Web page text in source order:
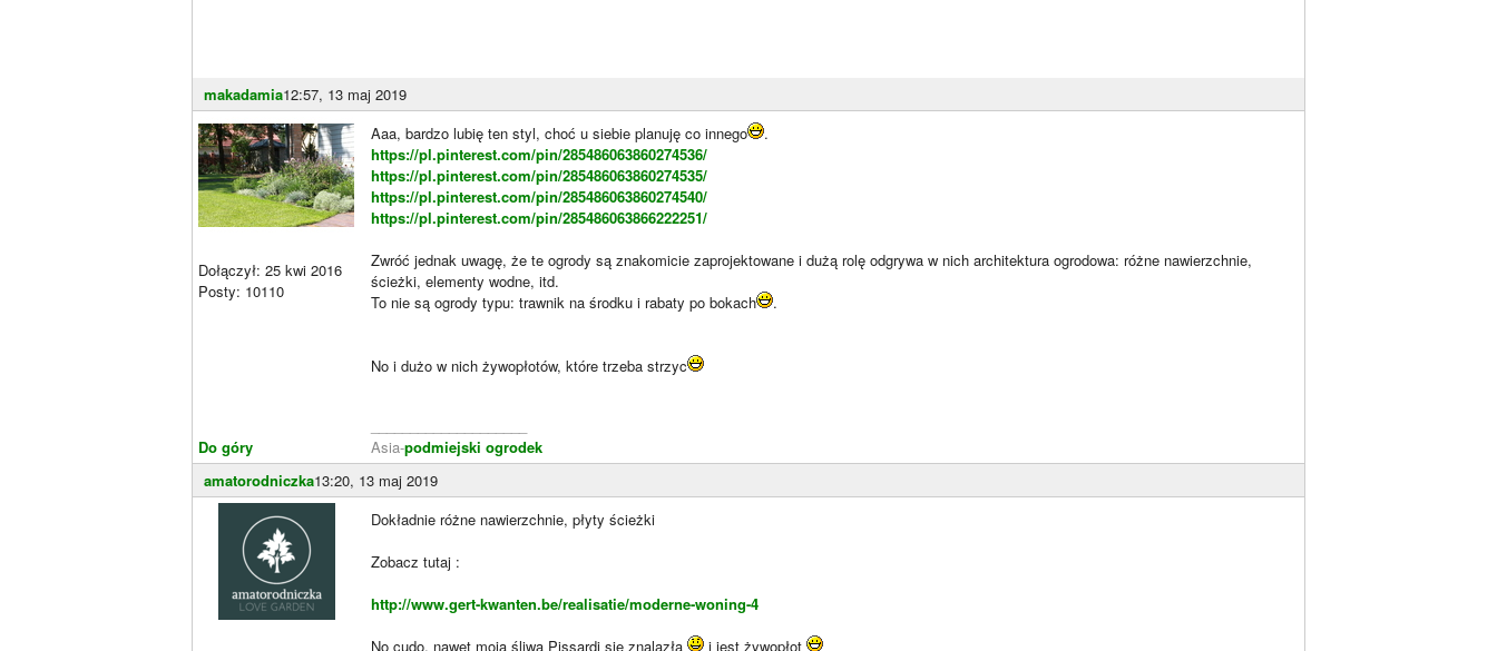
makadamia12:57, 13 maj 2019
Dołączył: 25 kwi 2016
Posty: 10110
Do góry
Aaa, bardzo lubię ten styl, choć u siebie planuję co innego
.
https://pl.pinterest.com/pin/285486063860274536/
https://pl.pinterest.com/pin/285486063860274535/
https://pl.pinterest.com/pin/285486063860274540/
https://pl.pinterest.com/pin/285486063866222251/
Zwróć jednak uwagę, że te ogrody są znakomicie zaprojektowane i dużą rolę odgrywa w nich architektura ogrodowa: różne nawierzchnie,
ścieżki, elementy wodne, itd.
To nie są ogrody typu: trawnik na środku i rabaty po bokach
.
No i dużo w nich żywopłotów, które trzeba strzyc
Asia-podmiejski ogrodek
amatorodniczka13:20, 13 maj 2019
Dokładnie różne nawierzchnie, płyty ścieżki
Zobacz tutaj :
http://www.gert-kwanten.be/realisatie/moderne-woning-4
No cudo, nawet moja śliwa Pissardi się znalazła
i jest żywopłot